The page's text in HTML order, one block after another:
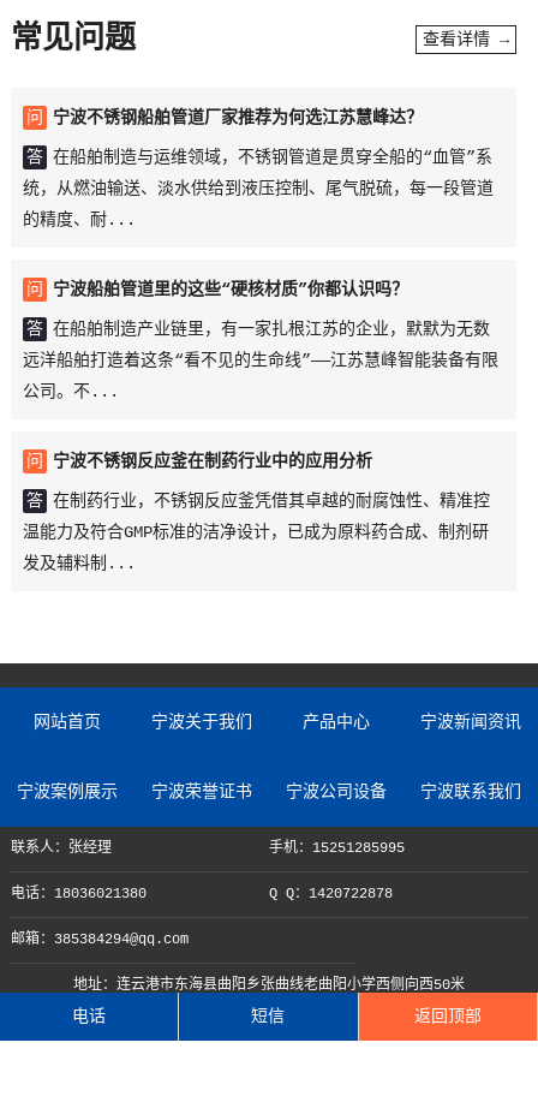
宁波等离子自动焊机
查看详情 →
常见问题
问 宁波不锈钢船舶管道厂家推荐为何选江苏慧峰达？
答 在船舶制造与运维领域，不锈钢管道是贯穿全船的“血管”系
统，从燃油输送、淡水供给到液压控制、尾气脱硫，每一段管道
的精度、耐...
问 宁波船舶管道里的这些“硬核材质”你都认识吗？
答 在船舶制造产业链里，有一家扎根江苏的企业，默默为无数
远洋船舶打造着这条“看不见的生命线”——江苏慧峰智能装备有限
公司。不...
问 宁波不锈钢反应釜在制药行业中的应用分析
答 在制药行业，不锈钢反应釜凭借其卓越的耐腐蚀性、精准控
温能力及符合GMP标准的洁净设计，已成为原料药合成、制剂研
发及辅料制...
网站首页 宁波关于我们 产品中心 宁波新闻资讯
宁波案例展示 宁波荣誉证书 宁波公司设备 宁波联系我们
联系人：张经理 手机：15251285995
电话：18036021380 Q Q：1420722878
邮箱：385384294@qq.com
地址：连云港市东海县曲阳乡张曲线老曲阳小学西侧向西50米
电话 短信 返回顶部